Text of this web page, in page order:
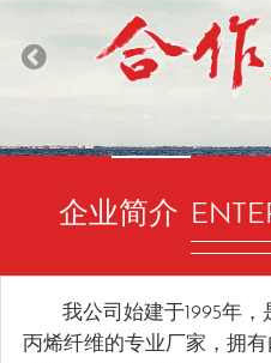
企业简介
我公司始建于1995年
丙烯纤维的专业厂家，拥